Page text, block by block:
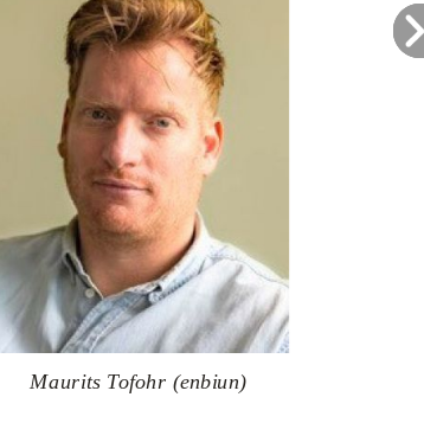
Maurits Tofohr (enbiun)